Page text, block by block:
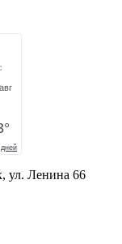
ул. Ленина 66